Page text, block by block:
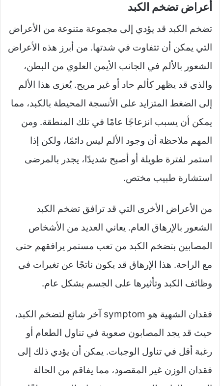
أعراض تضخم الكبد
تضخم الكبد قد يؤدي إلى مجموعة متنوعة من الأعراض
التي يمكن أن تتفاوت في شدتها. من أبرز هذه الأعراض
الشعور بالألم في الجانب الأيمن العلوي من البطن،
والذي قد يظهر كألم حاد أو غير مريح. يُعزى هذا الألم
إلى الضغط المتزايد على الأنسجة المحيطة بالكبد، مما
يمكن أن يسبب انزعاجًا عامًا في تلك المنطقة. ومن
المهم ملاحظة أن وجود الألم ليس دائمًا، ولكن إذا
استمر لفترة طويلة أو أصبح شديدًا، يجدر بالمرضى
استشارة طبيب مختص.
من الأعراض الأخرى التي قد ترافق تضخم الكبد
الشعور بالإرهاق العام. يعاني العديد من الأشخاص
المصابين بتضخم الكبد من تعب مستمر يرافقهم حتى
مع الراحة. هذا الإرهاق قد يكون ناتجًا عن تغيرات في
وظائف الكبد وتأثيرها على الجسم بشكل عام.
فقدان الشهية هو symptom آخر شائع لتضخم الكبد،
حيث قد يجد المصابون صعوبة في تناول الطعام أو
رغبة أقل في تناول الوجبات. يمكن أن يؤدي ذلك إلى
فقدان الوزن غير المقصود، مما يفاقم من الحالة